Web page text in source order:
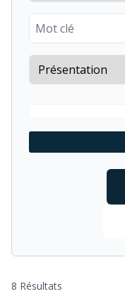
Keyword
Sort by
8 Résultats